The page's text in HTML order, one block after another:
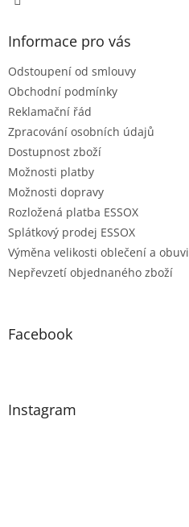
Informace pro vás
Odstoupení od smlouvy
Obchodní podmínky
Reklamační řád
Zpracování osobních údajů
Dostupnost zboží
Možnosti platby
Možnosti dopravy
Rozložená platba ESSOX
Splátkový prodej ESSOX
Výměna velikosti oblečení a obuvi
Nepřevzetí objednaného zboží
Facebook
Instagram